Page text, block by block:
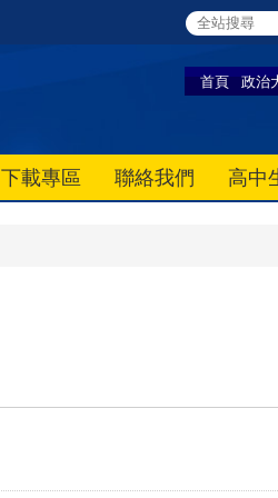
首頁 政治
下載專區 聯絡我們 高中